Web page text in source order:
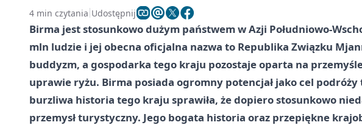
4 min czytania Udostępnij
Birma jest stosunkowo dużym państwem w Azji Południowo-
mln ludzie i jej obecna oficjalna nazwa to Republika Związku
buddyzm, a gospodarka tego kraju pozostaje oparta na
uprawie ryżu. Birma posiada ogromny potencjał jako cel
burzliwa historia tego kraju sprawiła, że dopiero stosunkowo
przemysł turystyczny. Jego bogata historia oraz przepiękne